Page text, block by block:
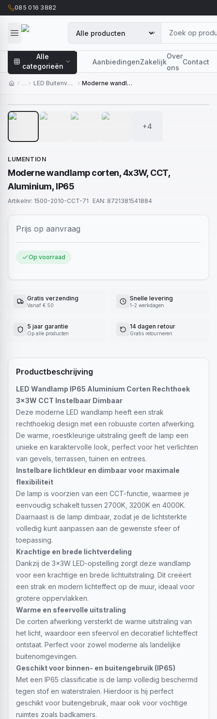
085 016 3882
Alle
categorieën
AanbiedingenZakelijk
Over
ons
Contact
… LED Buitenverlichting
Moderne wandlamp corten, 4x3W, CCT, Aluminium, IP65
+4
LUMENTION
Moderne wandlamp corten, 4x3W, CCT,
Aluminium, IP65
Artikelnr: 1500-2010-CCT-71 EAN: 8721381541884
Prijs op aanvraag
Op voorraad
Gratis verzending
Vanaf € 50
Snelle levering
1-2 werkdagen
5 jaar garantie
Op alle producten
14 dagen retour
Gratis retourneren
Productbeschrijving
LED Wandlamp IP65 Aluminium Corten Rechthoek
3x3W CCT Instelbaar Dimbaar
Deze moderne LED wandlamp heeft een strak
rechthoekig design met een robuuste corten afwerking.
De warme, roestkleurige uitstraling geeft de lamp een
unieke en karaktervolle look, perfect voor het verlichten
van gevels, terrassen, tuinen en entrees.
Instelbare lichtkleur en dimbaar voor maximale
flexibiliteit
De lamp is voorzien van een CCT-functie, waarmee je
eenvoudig schakelt tussen 2700K, 3200K en 4000K.
Daarnaast is de lamp dimbaar, zodat je de lichtsterkte
volledig kunt aanpassen aan de gewenste sfeer of
toepassing.
Krachtige en brede lichtverdeling
Dankzij de 3x3W LED-opstelling zorgt deze wandlamp
voor een krachtige en brede lichtuitstraling. Dit creëert
een strak en modern lichteffect op de muur, ideaal voor
grotere oppervlakken.
Warme en sfeervolle uitstraling
De corten afwerking versterkt de warme uitstraling van
het licht, waardoor een sfeervol en decoratief lichteffect
ontstaat. Perfect voor zowel moderne als landelijke
buitenomgevingen.
Geschikt voor binnen- en buitengebruik (IP65)
Met een IP65 classificatie is de lamp volledig beschermd
tegen stof en waterstralen. Hierdoor is hij perfect
geschikt voor buitengebruik, maar ook voor vochtige
ruimtes zoals badkamers.